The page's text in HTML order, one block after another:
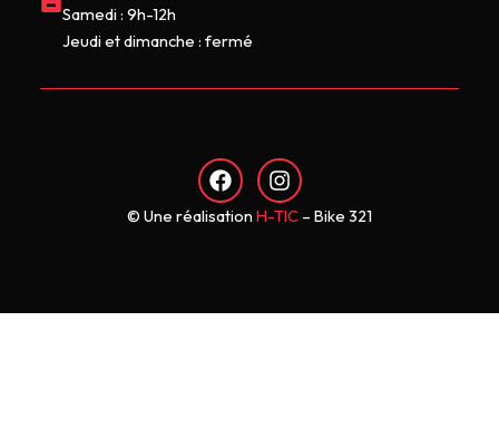
Samedi : 9h-12h
Jeudi et dimanche : fermé
© Une réalisation H-TIC – Bike 321
F
a
c
I
n
s